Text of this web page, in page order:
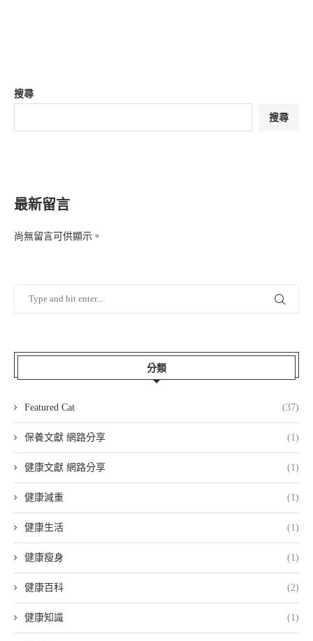
搜尋
搜尋
最新留言
尚無留言可供顯示。
分類
Featured Cat (37)
保養文獻 網路分享 (1)
健康文獻 網路分享 (1)
健康減重 (1)
健康生活 (1)
健康瘦身 (1)
健康百科 (2)
健康知識 (1)